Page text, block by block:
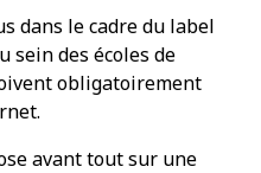
dans le cadre du label
sein des écoles de
obligatoirement
avant tout sur une